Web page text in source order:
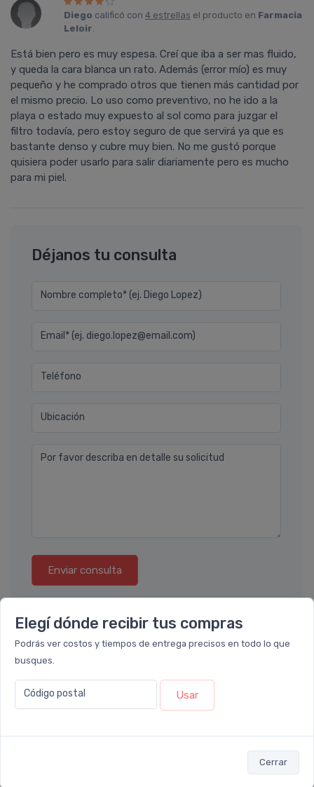
Elegí dónde recibir tus compras
Podrás ver costos y tiempos de entrega precisos en todo lo que
busques.
Código postal Usar
Cerrar
Diego calificó con 4 estrellas el producto en Farmacia
Leloir.
Está bien pero es muy espesa. Creí que iba a ser mas fluido,
y queda la cara blanca un rato. Además (error mío) es muy
pequeño y he comprado otros que tienen más cantidad por
el mismo precio. Lo uso como preventivo, no he ido a la
playa o estado muy expuesto al sol como para juzgar el
filtro todavía, pero estoy seguro de que servirá ya que es
bastante denso y cubre muy bien. No me gustó porque
quisiera poder usarlo para salir diariamente pero es mucho
para mi piel.
Déjanos tu consulta
Nombre completo* (ej. Diego Lopez)
Email* (ej. diego.lopez@email.com)
Teléfono
Ubicación
Por favor describa en detalle su solicitud
Enviar consulta
También te recomendamos...
COMBO